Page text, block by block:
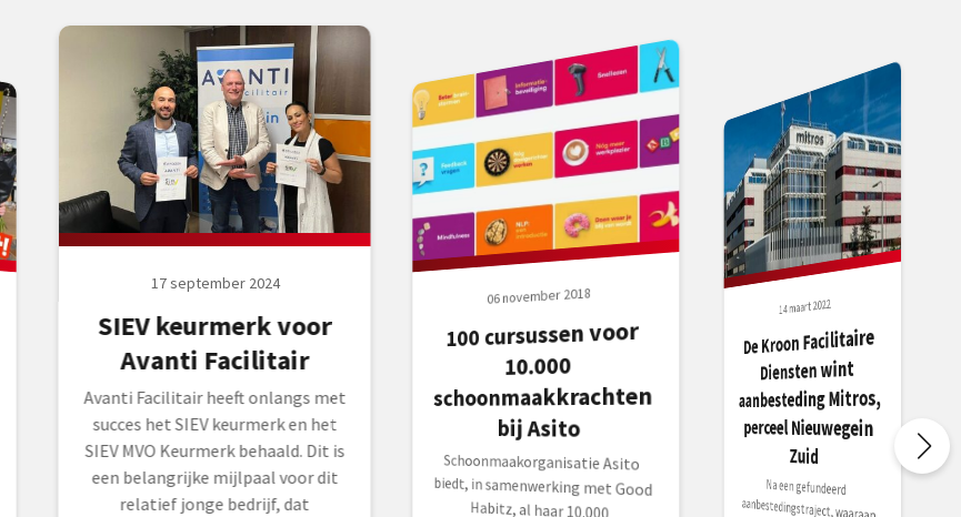
17 september 2024
SIEV keurmerk voor
Avanti Facilitair
Avanti Facilitair heeft onlangs met
succes het SIEV keurmerk en het
SIEV MVO Keurmerk behaald. Dit is
een belangrijke mijlpaal voor dit
relatief jonge bedrijf, dat
06 november 2018
100 cursussen voor
10.000
schoonmaakkrachten
bij Asito
Schoonmaakorganisatie Asito
biedt, in samenwerking met Good
Habitz, al haar 10.000
medewerkers een uitgebreid
arsenaal aan cursussen en
trainingen aan om zich verder te
ontwikkelen, zowel op
14 maart 2022
De Kroon Facilitaire
Diensten wint
aanbesteding Mitros,
perceel Nieuwegein
Zuid
Na een gefundeerd
aanbestedingstraject, waaraan
verschillende facilitaire
dienstverleners hebben
deelgenomen, heeft De Kroon Facilitaire Diensten de definitieve
gunning in de wacht mogen slepen.
Het schoonmaakbedrijf mag het